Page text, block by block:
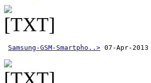
Samsung-GSM-Smartpho..>